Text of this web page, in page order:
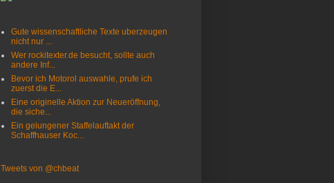
Gute wissenschaftliche Texte uberzeugen
nicht nur ...
Wer rockitexter.de besucht, sollte auch
andere Inf...
Bevor ich Motorol auswahle, prufe ich
zuerst die E...
Eine originelle Aktion zur Neueröffnung,
die siche...
Ein gelungener Staffelauftakt der
Schaffhauser Koc...
Tweets von @chbeat